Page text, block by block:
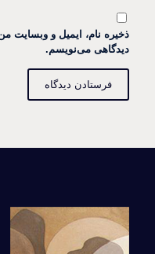
ذخیره نام، ایمیل و وبسایت
دیدگاهی می‌نویسم.